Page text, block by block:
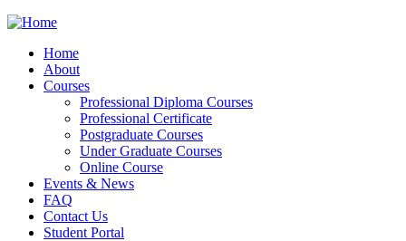
Home
About
Courses
Professional Diploma Courses
Professional Certificate
Postgraduate Courses
Under Graduate Courses
Online Course
Events & News
FAQ
Contact Us
Student Portal